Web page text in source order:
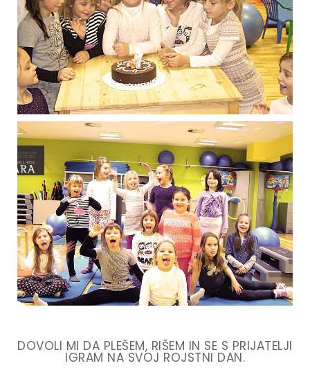
DOVOLI MI DA PLEŠEM, RIŠEM IN SE S PRIJATELJI
IGRAM NA SVOJ ROJSTNI DAN.